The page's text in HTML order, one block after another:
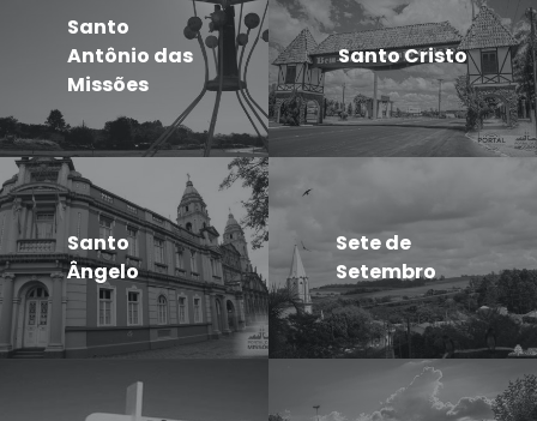
Santo
Antônio das
Missões
Santo Cristo
Santo
Ângelo
Sete de
Setembro